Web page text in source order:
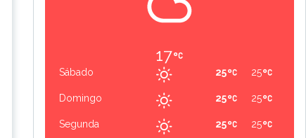
17
Sábado 25
25
Domingo 25
25
Segunda 25
25